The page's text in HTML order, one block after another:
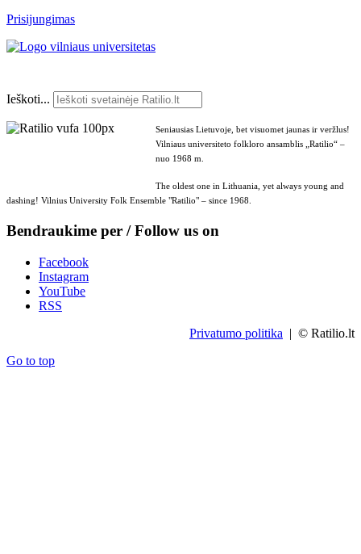
Prisijungimas
Ieškoti...
Seniausias Lietuvoje, bet visuomet jaunas ir veržlus!
Vilniaus universiteto folkloro ansamblis „Ratilio“ –
nuo 1968 m.
The oldest one in Lithuania, yet always young and
dashing! Vilnius University Folk Ensemble "Ratilio" – since 1968.
Bendraukime per / Follow us on
Facebook
Instagram
YouTube
RSS
Privatumo politika | © Ratilio.lt
Go to top